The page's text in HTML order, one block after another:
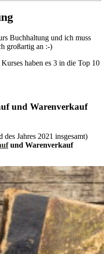
Buchhaltung und ich muss
großartig an :-)
haben es 3 in die Top 10
und Warenverkauf
des Jahres 2021 insgesamt)
und Warenverkauf